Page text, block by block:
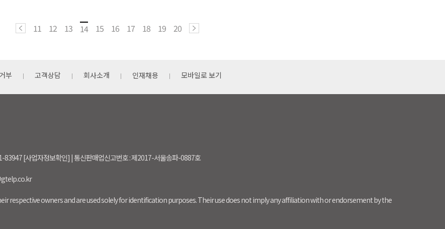
11 12 13 14 15 16 17 18 19 20
부 고객상담 회사소개 인재채용 모바일로 보기
83947 [사업자정보확인] | 통신판매업신고번호 : 제2017-서울송파-0887호
respective owners and are used solely for identification purposes. Their use does not imply any affiliation with or endorsement by the